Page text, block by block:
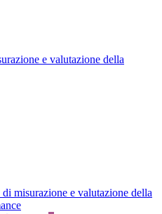
e valutazione della
di misurazione e valutazione della